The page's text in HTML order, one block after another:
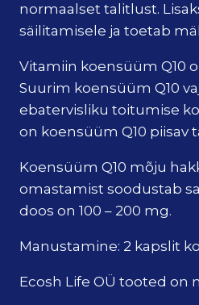
normaalset talitlust.
säilitamisele ja toetab
Vitamiin koensüüm Q10
Suurim koensüüm Q10
ebatervisliku toitumise
on koensüüm Q10 piisav
Koensüüm Q10 mõju
omastamist soodustab
doos on 100 – 200 mg.
Manustamine: 2 kapslit
Ecosh Life OÜ tooted on